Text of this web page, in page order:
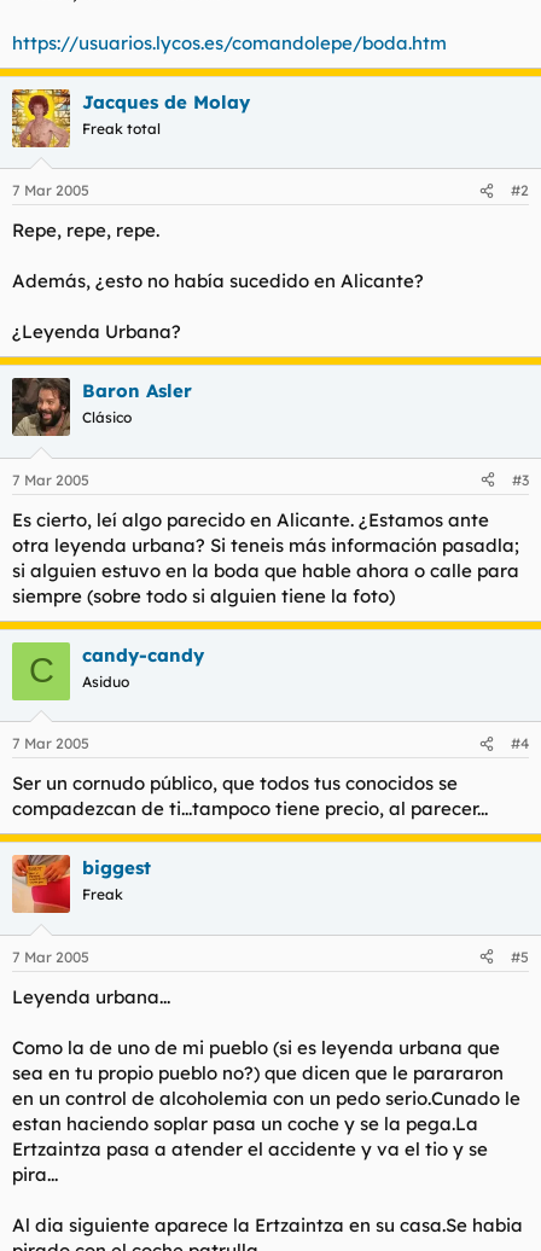
https://usuarios.lycos.es/comandolepe/boda.htm
Jacques de Molay
Freak total
7 Mar 2005 #2
Repe, repe, repe.
Además, ¿esto no había sucedido en Alicante?
¿Leyenda Urbana?
Baron Asler
Clásico
7 Mar 2005 #3
Es cierto, leí algo parecido en Alicante. ¿Estamos ante
otra leyenda urbana? Si teneis más información pasadla;
si alguien estuvo en la boda que hable ahora o calle para
siempre (sobre todo si alguien tiene la foto)
C candy-candy
Asiduo
7 Mar 2005 #4
Ser un cornudo público, que todos tus conocidos se
compadezcan de ti...tampoco tiene precio, al parecer...
biggest
Freak
7 Mar 2005 #5
Leyenda urbana...
Como la de uno de mi pueblo (si es leyenda urbana que
sea en tu propio pueblo no?) que dicen que le parararon
en un control de alcoholemia con un pedo serio.Cunado le
estan haciendo soplar pasa un coche y se la pega.La
Ertzaintza pasa a atender el accidente y va el tio y se
pira...
Al dia siguiente aparece la Ertzaintza en su casa.Se habia